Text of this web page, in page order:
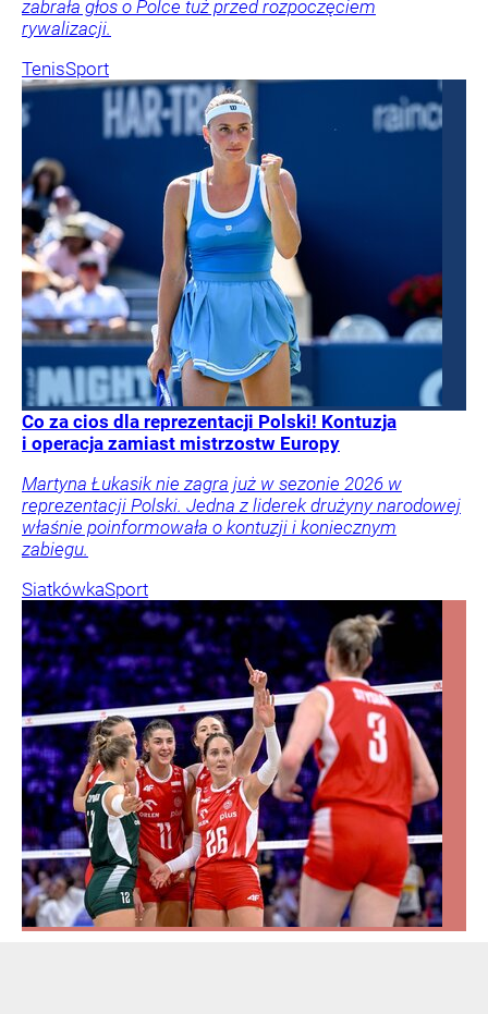
zabrała głos o Polce tuż przed rozpoczęciem
rywalizacji.
TenisSport
Co za cios dla reprezentacji Polski! Kontuzja
i operacja zamiast mistrzostw Europy
Martyna Łukasik nie zagra już w sezonie 2026 w
reprezentacji Polski. Jedna z liderek drużyny narodowej
właśnie poinformowała o kontuzji i koniecznym
zabiegu.
SiatkówkaSport